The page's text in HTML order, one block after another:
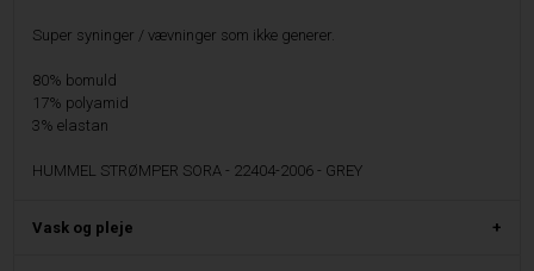
Super syninger / vævninger som ikke generer.
80% bomuld
17% polyamid
3% elastan
HUMMEL STRØMPER SORA - 22404-2006 - GREY
Vask og pleje